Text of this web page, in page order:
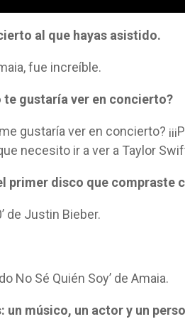
al que hayas asistido.
fue increíble.
te gustaría ver en concierto?
gustaría ver en concierto?
necesito ir a ver a Taylor
primer disco que compraste
de Justin Bieber.
No Sé Quién Soy’ de Amaia.
un músico, un actor y un